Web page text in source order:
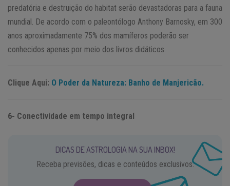
predatória e destruição do habitat serão devastadoras para a fauna
mundial. De acordo com o paleontólogo Anthony Barnosky, em 300
anos aproximadamente 75% dos mamíferos poderão ser
conhecidos apenas por meio dos livros didáticos.
Clique Aqui: O Poder da Natureza: Banho de Manjericão.
6- Conectividade em tempo integral
DICAS DE ASTROLOGIA NA SUA INBOX!
Receba previsões, dicas e conteúdos exclusivos.